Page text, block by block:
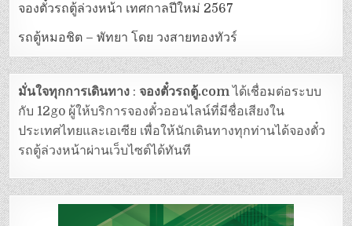
จองตั๋วรถตู้ล่วงหน้า เทศกาลปีใหม่ 2567
รถตู้หมอชิต – พัทยา โดย วงสายทองทัวร์
มั่นใจทุกการเดินทาง :จองตั๋วรถตู้.comได้เชื่อมต่อระบบ
กับ 12go ผู้ให้บริการจองตั๋วออนไลน์ที่มีชื่อเสียงใน
ประเทศไทยและเอเซีย เพื่อให้นักเดินทางทุกท่านได้จองตั๋ว
รถตู้ล่วงหน้าผ่านเว็บไซต์ได้ทันที